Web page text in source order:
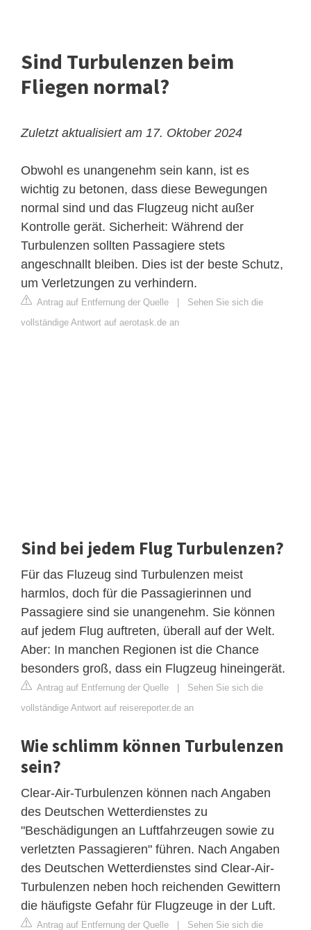
Sind Turbulenzen beim
Fliegen normal?
Zuletzt aktualisiert am 17. Oktober 2024
Obwohl es unangenehm sein kann, ist es
wichtig zu betonen, dass diese Bewegungen
normal sind und das Flugzeug nicht außer
Kontrolle gerät. Sicherheit: Während der
Turbulenzen sollten Passagiere stets
angeschnallt bleiben. Dies ist der beste Schutz,
um Verletzungen zu verhindern.
Antrag auf Entfernung der Quelle
Sehen Sie sich die
vollständige Antwort auf aerotask.de an
Sind bei jedem Flug Turbulenzen?
Für das Fluzeug sind Turbulenzen meist
harmlos, doch für die Passagierinnen und
Passagiere sind sie unangenehm. Sie können
auf jedem Flug auftreten, überall auf der Welt.
Aber: In manchen Regionen ist die Chance
besonders groß, dass ein Flugzeug hineingerät.
Antrag auf Entfernung der Quelle
Sehen Sie sich die
vollständige Antwort auf reisereporter.de an
Wie schlimm können Turbulenzen
sein?
Clear-Air-Turbulenzen können nach Angaben
des Deutschen Wetterdienstes zu
"Beschädigungen an Luftfahrzeugen sowie zu
verletzten Passagieren" führen. Nach Angaben
des Deutschen Wetterdienstes sind Clear-Air-
Turbulenzen neben hoch reichenden Gewittern
die häufigste Gefahr für Flugzeuge in der Luft.
Antrag auf Entfernung der Quelle
Sehen Sie sich die